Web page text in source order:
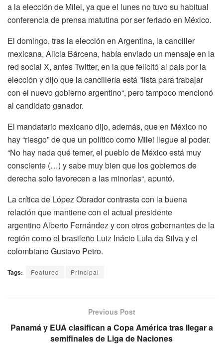
a la elección de Milei, ya que el lunes no tuvo su habitual
conferencia de prensa matutina por ser feriado en México.
El domingo, tras la elección en Argentina, la canciller
mexicana, Alicia Bárcena, había enviado un mensaje en la
red social X, antes Twitter, en la que felicitó al país por la
elección y dijo que la cancillería está “lista para trabajar
con el nuevo gobierno argentino“, pero tampoco mencionó
al candidato ganador.
El mandatario mexicano dijo, además, que en México no
hay “riesgo” de que un político como Milei llegue al poder.
“No hay nada qué temer, el pueblo de México está muy
consciente (…) y sabe muy bien que los gobiernos de
derecha solo favorecen a las minorías“, apuntó.
La crítica de López Obrador contrasta con la buena
relación que mantiene con el actual presidente
argentino Alberto Fernández y con otros gobernantes de la
región como el brasileño Luiz Inácio Lula da Silva y el
colombiano Gustavo Petro.
Tags: Featured Principal
Previous Post
Panamá y EUA clasifican a Copa América tras llegar a
semifinales de Liga de Naciones